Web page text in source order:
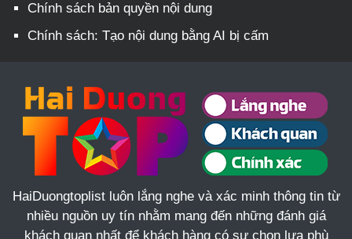
Chính sách bản quyền nội dung
Chính sách: Tạo nội dung bằng AI bị cấm
HaiDuongtoplist luôn lắng nghe và xác minh thông tin từ
nhiều nguồn uy tín nhằm mang đến những đánh giá
khách quan nhất để khách hàng có sự chọn lựa phù